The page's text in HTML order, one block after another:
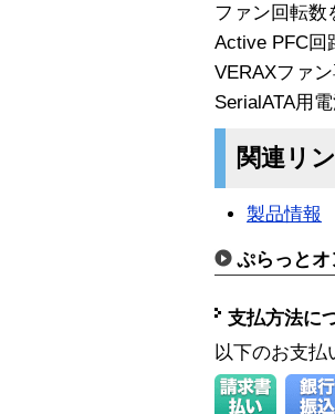
ファン回転数
Active PFC回
VERAXファ
SerialATA用
関連リ
製品情報
ぷらっと
支払方法に
以下のお支払